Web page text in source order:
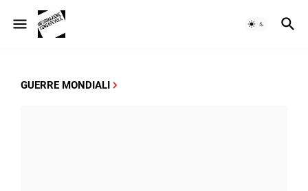
GUERRE MONDIALI